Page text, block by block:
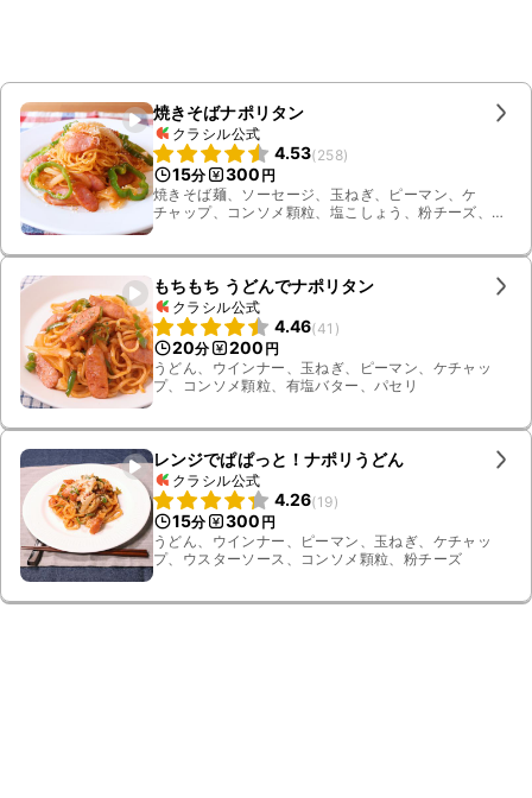
焼きそばナポリタン
クラシル公式
4.53(258)
15分 300 円
焼きそば麺、ソーセージ、玉ねぎ、ピーマン、ケ
チャップ、コンソメ顆粒、塩こしょう、粉チーズ、有
もちもち うどんでナポリタン
クラシル公式
4.46(41 )
20分 200 円
うどん、ウインナー、玉ねぎ、ピーマン、ケチャッ
プ、コンソメ顆粒、有塩バター、パセリ
レンジでぱぱっと！ナポリうどん
クラシル公式
4.26(19)
15分 300 円
うどん、ウインナー、ピーマン、玉ねぎ、ケチャッ
プ、ウスターソース、コンソメ顆粒、粉チーズ